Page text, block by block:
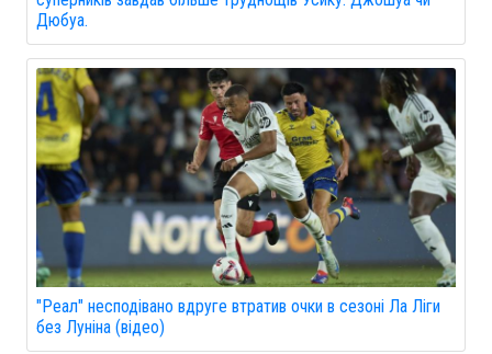
Дюбуа.
"Реал" несподівано вдруге втратив очки в сезоні Ла Ліги
без Луніна (відео)